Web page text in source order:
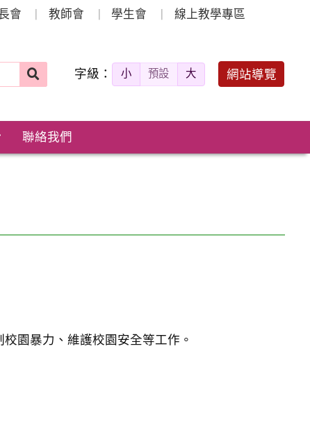
會 教師會 學生會 線上教學專區
字級： 小 預設 大 網站導覽
聯絡我們
園暴力、維護校園安全等工作。